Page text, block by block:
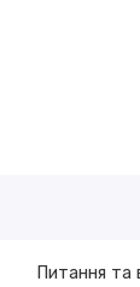
Питання та